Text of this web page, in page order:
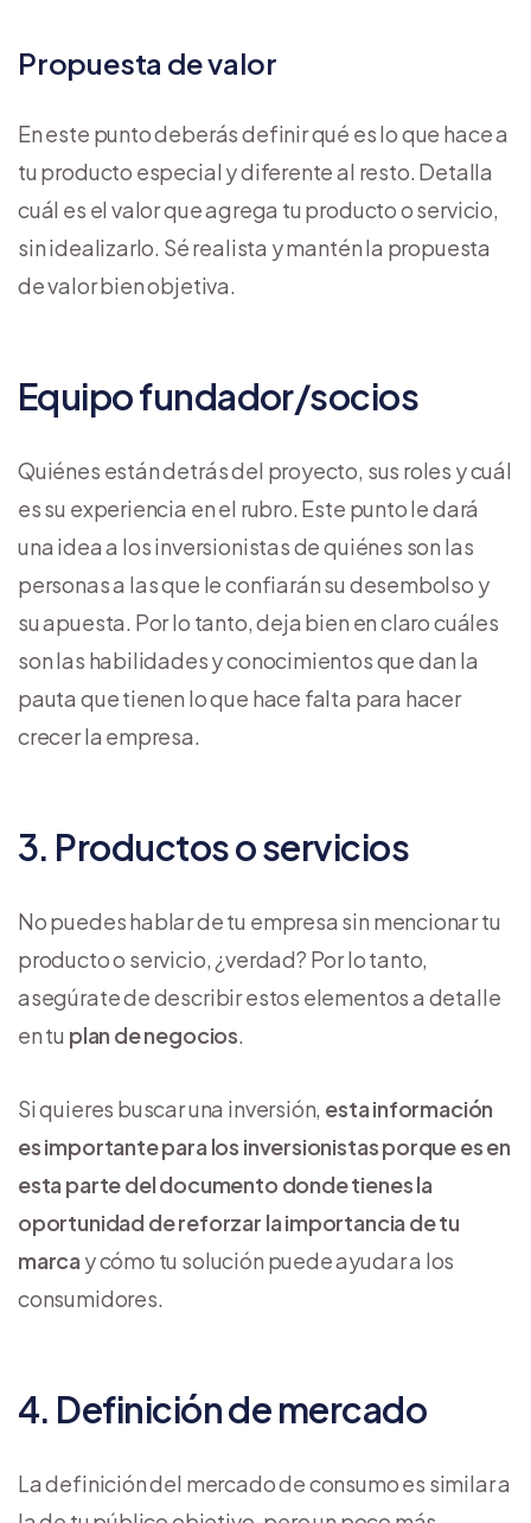
Propuesta de valor
En este punto deberás definir qué es lo que hace a
tu producto especial y diferente al resto. Detalla
cuál es el valor que agrega tu producto o servicio,
sin idealizarlo. Sé realista y mantén la propuesta
de valor bien objetiva.
Equipo fundador/socios
Quiénes están detrás del proyecto, sus roles y cuál
es su experiencia en el rubro. Este punto le dará
una idea a los inversionistas de quiénes son las
personas a las que le confiarán su desembolso y
su apuesta. Por lo tanto, deja bien en claro cuáles
son las habilidades y conocimientos que dan la
pauta que tienen lo que hace falta para hacer
crecer la empresa.
3. Productos o servicios
No puedes hablar de tu empresa sin mencionar tu
producto o servicio, ¿verdad? Por lo tanto,
asegúrate de describir estos elementos a detalle
en tu plan de negocios.
Si quieres buscar una inversión, esta información
es importante para los inversionistas porque es en
esta parte del documento donde tienes la
oportunidad de reforzar la importancia de tu
marca y cómo tu solución puede ayudar a los
consumidores.
4. Definición de mercado
La definición del mercado de consumo es similar a